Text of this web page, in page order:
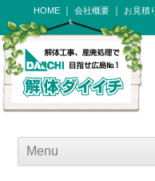
HOME 会社概要 お見積
Menu